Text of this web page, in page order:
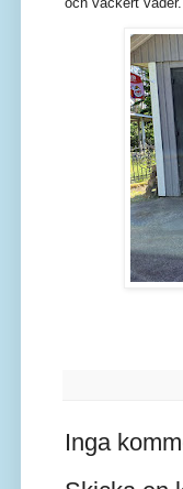
Inga